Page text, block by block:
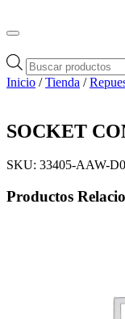
Búsqueda
de
productos
Inicio /Tienda /
SOCKET
SKU: 33405-AAW-
Productos